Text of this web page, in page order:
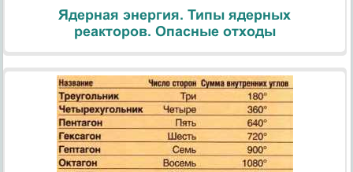
Ядерная энергия. Типы ядерных
реакторов. Опасные отходы